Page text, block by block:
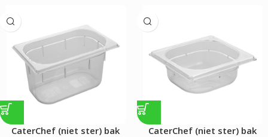
CaterChef (niet ster) bak
CaterChef (niet ster) bak